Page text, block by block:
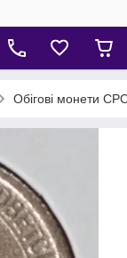
Обігові монети